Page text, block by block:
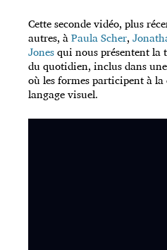
Cette seconde vidéo, plus
autres, àPaula Scher,
Jonesqui nous présentent
du quotidien, inclus dans
où les formes participent à
langage visuel.